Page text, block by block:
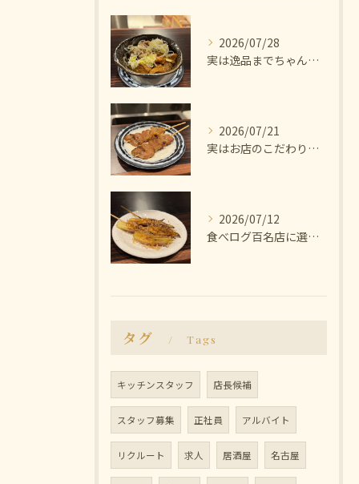
2026/07/28
実は逸品までちゃんと美味しいんです🫨
2026/07/21
実はお店のこだわりは塩にあります🧂
2026/07/12
食べログ百名店に選ばれた焼き鳥屋
タグ Tags
キッチンスタッフ 店長候補
スタッフ募集 正社員 アルバイト
リクルート 求人 居酒屋 名古屋